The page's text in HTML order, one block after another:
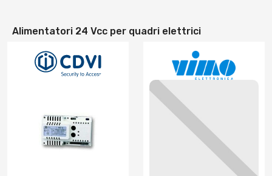
Alimentatori 24 Vcc per quadri elettrici